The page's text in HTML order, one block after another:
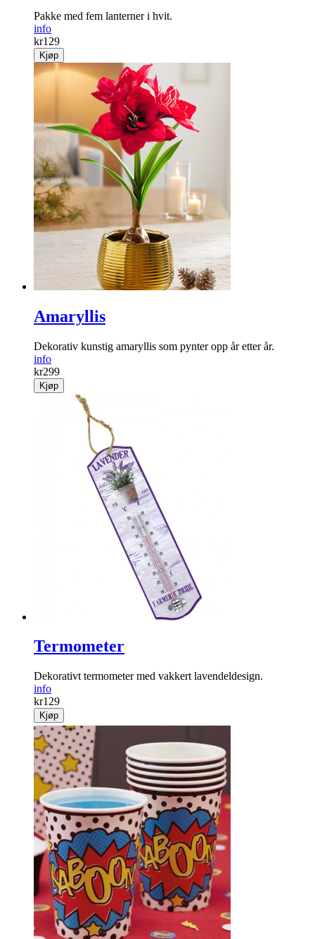
Pakke med fem lanterner i hvit.
info
kr129
Kjøp
Amaryllis
Dekorativ kunstig amaryllis som pynter opp år etter år.
info
kr299
Kjøp
Termometer
Dekorativt termometer med ­vakkert lavendeldesign.
info
kr129
Kjøp